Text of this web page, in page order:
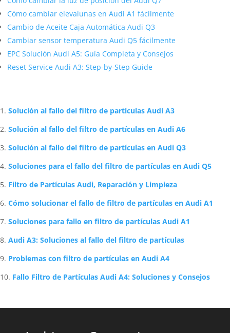
Cómo cambiar elevalunas en Audi A1 fácilmente
Cambio de Aceite Caja Automática Audi Q3
Cambiar sensor temperatura Audi Q5 fácilmente
EPC Solución Audi A5: Guía Completa y Consejos
Reset Service Audi A3: Step-by-Step Guide
Solución al fallo del filtro de partículas Audi A3
Solución al fallo del filtro de partículas en Audi A6
Solución al fallo del filtro de partículas en Audi Q3
Soluciones para el fallo del filtro de partículas en Audi Q5
Filtro de Partículas Audi, Reparación y Limpieza
Cómo solucionar el fallo de filtro de partículas en Audi A1
Soluciones para fallo en filtro de partículas Audi A1
Audi A3: Soluciones al fallo del filtro de partículas
Problemas con filtro de partículas en Audi A4
Fallo Filtro de Partículas Audi A4: Soluciones y Consejos